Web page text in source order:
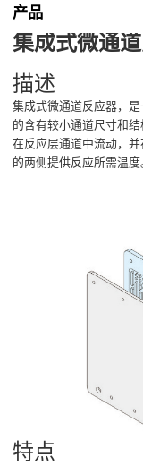
产品
集成式微通
描述
集成式微通道反应器，
的含有较小通道尺寸和
在反应层通道中流动，
的两侧提供反应所需温度
特点